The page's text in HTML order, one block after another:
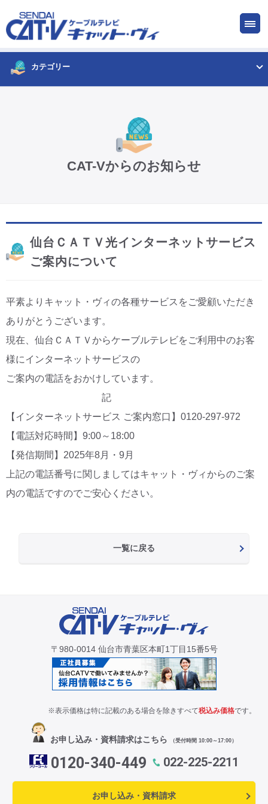
カテゴリー
CAT-Vからのお知らせ
仙台ＣＡＴＶ光インターネットサービス
ご案内について
平素よりキャット・ヴィの各種サービスをご愛顧いただき
ありがとうございます。
現在、仙台ＣＡＴＶからケーブルテレビをご利用中のお客
様にインターネットサービスの
ご案内の電話をおかけしています。
記
【インターネットサービス ご案内窓口】0120-297-972
【電話対応時間】9:00～18:00
【発信期間】2025年8月・9月
上記の電話番号に関しましてはキャット・ヴィからのご案
内の電話ですのでご安心ください。
一覧に戻る
〒980-0014 仙台市青葉区本町1丁目15番5号
※表示価格は特に記載のある場合を除きすべて税込み価格です。
お申し込み・資料請求はこちら （受付時間 10:00～17:00）
0120-340-449 022-225-2211
お申し込み・資料請求
お申し込み
ご検討中の方
サービス
サービスエリア
CM・広告掲載